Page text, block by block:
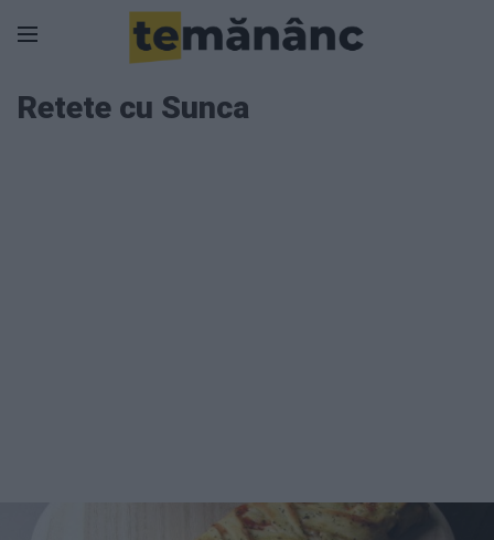
Retete cu Sunca